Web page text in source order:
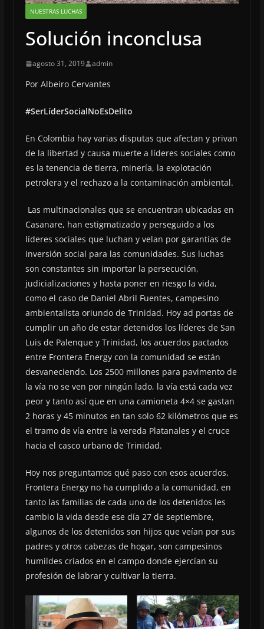
NUESTRAS LUCHAS
Solución inconclusa
agosto 31, 2019 admin
Por Albeiro Cervantes
#SerLíderSocialNoEsDelito
En Colombia hay varias disputas que afectan y privan
de la libertad y causa muerte a líderes sociales como
es la tenencia de tierra, minería, la explotación
petrolera y el rechazo a la contaminación ambiental.
Las multinacionales que se encuentran ubicadas en
Casanare, han estigmatizado y perseguido a los
líderes sociales que luchan y velan por garantías de
inversión social para las comunidades. Sus luchas
son constantes sin importar la persecución,
judicializaciones y hasta poner en riesgo la vida,
como el caso de Daniel Abril Fuentes, campesino
ambientalista oriundo de Trinidad. Hoy ad portas de
cumplir un año de estar detenidos los líderes de San
Luis de Palenque y Trinidad, los acuerdos pactados
entre Frontera Energy con la comunidad se están
desvaneciendo. Los 2500 millones para pavimento de
la vía no se ven por ningún lado, la vía está cada vez
peor y tanto así que en una camioneta 4×4 se gastan
2 horas y 45 minutos en tan solo 62 kilómetros que es
el tramo de vía entre la vereda Platanales y el cruce
hacia el casco urbano de Trinidad.
Hoy nos preguntamos qué paso con esos acuerdos,
Frontera Energy no ha cumplido a la comunidad, en
tanto las familias de cada uno de los detenidos les
cambio la vida desde ese día 27 de septiembre,
algunos de los detenidos son hijos que veían por sus
padres y otros cabezas de hogar, son campesinos
humildes criados en el campo donde ejercían su
profesión de labrar y cultivar la tierra.